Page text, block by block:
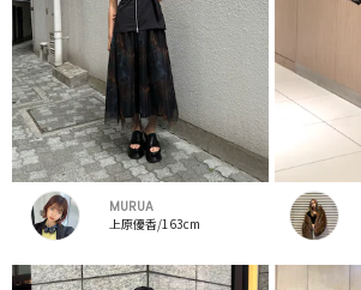
MURUA
上原優香/163cm